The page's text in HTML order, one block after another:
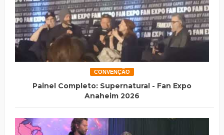
CONVENÇÃO
Painel Completo: Supernatural - Fan Expo
Anaheim 2026